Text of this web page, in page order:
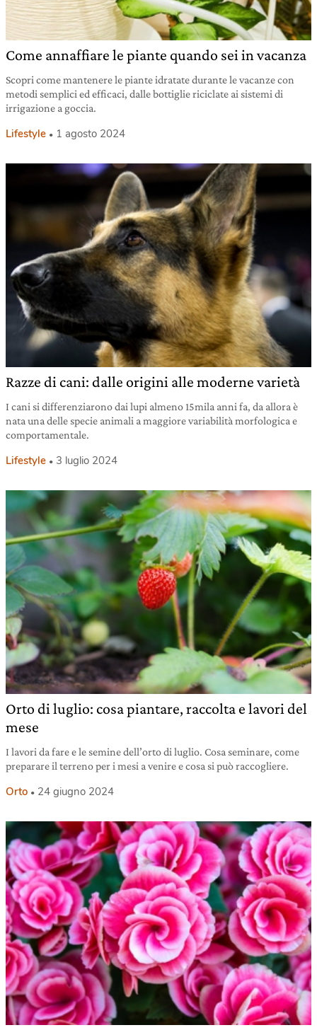
Come annaffiare le piante quando sei in vacanza
Scopri come mantenere le piante idratate durante le vacanze con
metodi semplici ed efficaci, dalle bottiglie riciclate ai sistemi di
irrigazione a goccia.
Lifestyle 1 agosto 2024
Razze di cani: dalle origini alle moderne varietà
I cani si differenziarono dai lupi almeno 15mila anni fa, da allora è
nata una delle specie animali a maggiore variabilità morfologica e
comportamentale.
Lifestyle 3 luglio 2024
Orto di luglio: cosa piantare, raccolta e lavori del
mese
I lavori da fare e le semine dell’orto di luglio. Cosa seminare, come
preparare il terreno per i mesi a venire e cosa si può raccogliere.
Orto 24 giugno 2024